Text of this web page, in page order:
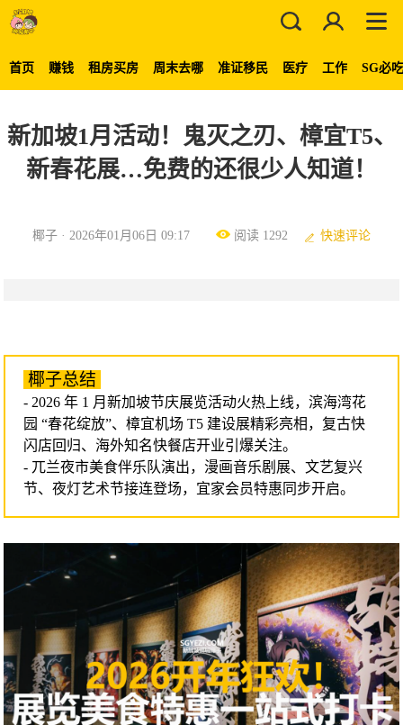
首页 赚钱 租房买房 周末去哪 准证移民 医疗 工作 SG必
新加坡1月活动！鬼灭之刃、樟宜T5、
新春花展…免费的还很少人知道！
椰子 · 2026年01月06日 09:17 阅读 1292 快速评论
椰子总结
- 2026 年 1 月新加坡节庆展览活动火热上线，滨海湾花
园 “春花绽放”、樟宜机场 T5 建设展精彩亮相，复古快
闪店回归、海外知名快餐店开业引爆关注。
- 兀兰夜市美食伴乐队演出，漫画音乐剧展、文艺复兴
节、夜灯艺术节接连登场，宜家会员特惠同步开启。